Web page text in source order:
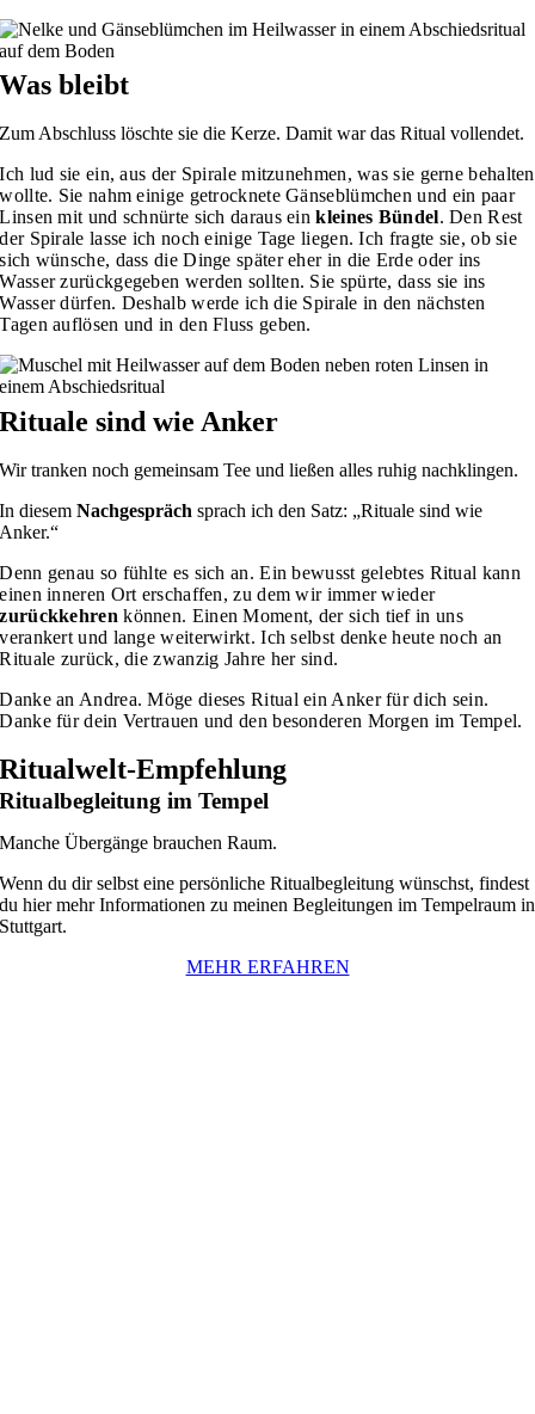
Was bleibt
Zum Abschluss löschte sie die Kerze. Damit war das Ritual vollendet.
Ich lud sie ein, aus der Spirale mitzunehmen, was sie gerne behalten
wollte. Sie nahm einige getrocknete Gänseblümchen und ein paar
Linsen mit und schnürte sich daraus einkleines Bündel. Den Rest
der Spirale lasse ich noch einige Tage liegen. Ich fragte sie, ob sie
sich wünsche, dass die Dinge später eher in die Erde oder ins
Wasser zurückgegeben werden sollten. Sie spürte, dass sie ins
Wasser dürfen. Deshalb werde ich die Spirale in den nächsten
Tagen auflösen und in den Fluss geben.
Rituale sind wie Anker
Wir tranken noch gemeinsam Tee und ließen alles ruhig nachklingen.
In diesemNachgespräch sprach ich den Satz: „Rituale sind wie
Anker.“
Denn genau so fühlte es sich an. Ein bewusst gelebtes Ritual kann
einen inneren Ort erschaffen, zu dem wir immer wieder
zurückkehrenkönnen. Einen Moment, der sich tief in uns
verankert und lange weiterwirkt. Ich selbst denke heute noch an
Rituale zurück, die zwanzig Jahre her sind.
Danke an Andrea. Möge dieses Ritual ein Anker für dich sein.
Danke für dein Vertrauen und den besonderen Morgen im Tempel.
Ritualwelt-Empfehlung
Ritualbegleitung im Tempel
Manche Übergänge brauchen Raum.
Wenn du dir selbst eine persönliche Ritualbegleitung wünschst, findest
du hier mehr Informationen zu meinen Begleitungen im Tempelraum in
Stuttgart.
MEHR ERFAHREN